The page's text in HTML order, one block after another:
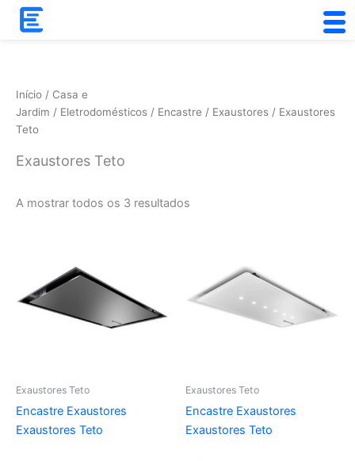
Skip
Início / Casa e
Jardim / Eletrodomésticos / Encastre / Exaustores / Exaustores
Teto
Exaustores Teto
A mostrar todos os 3 resultados
Exaustores Teto
Encastre Exaustores
Exaustores Teto
Exaustores Teto
Encastre Exaustores
Exaustores Teto